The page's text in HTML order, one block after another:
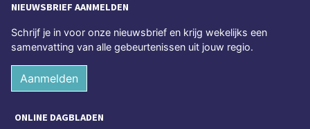
NIEUWSBRIEF AANMELDEN
Schrijf je in voor onze nieuwsbrief en krijg wekelijks een
samenvatting van alle gebeurtenissen uit jouw regio.
Aanmelden
ONLINE DAGBLADEN